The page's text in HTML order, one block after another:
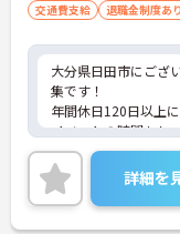
交通費支給
退職金制度あり
大分県日田市にござ
集です！
年間休日120日以上
イベートの時間もし
また、マイカー通勤
ご興味のある方は、
せください。
詳細を